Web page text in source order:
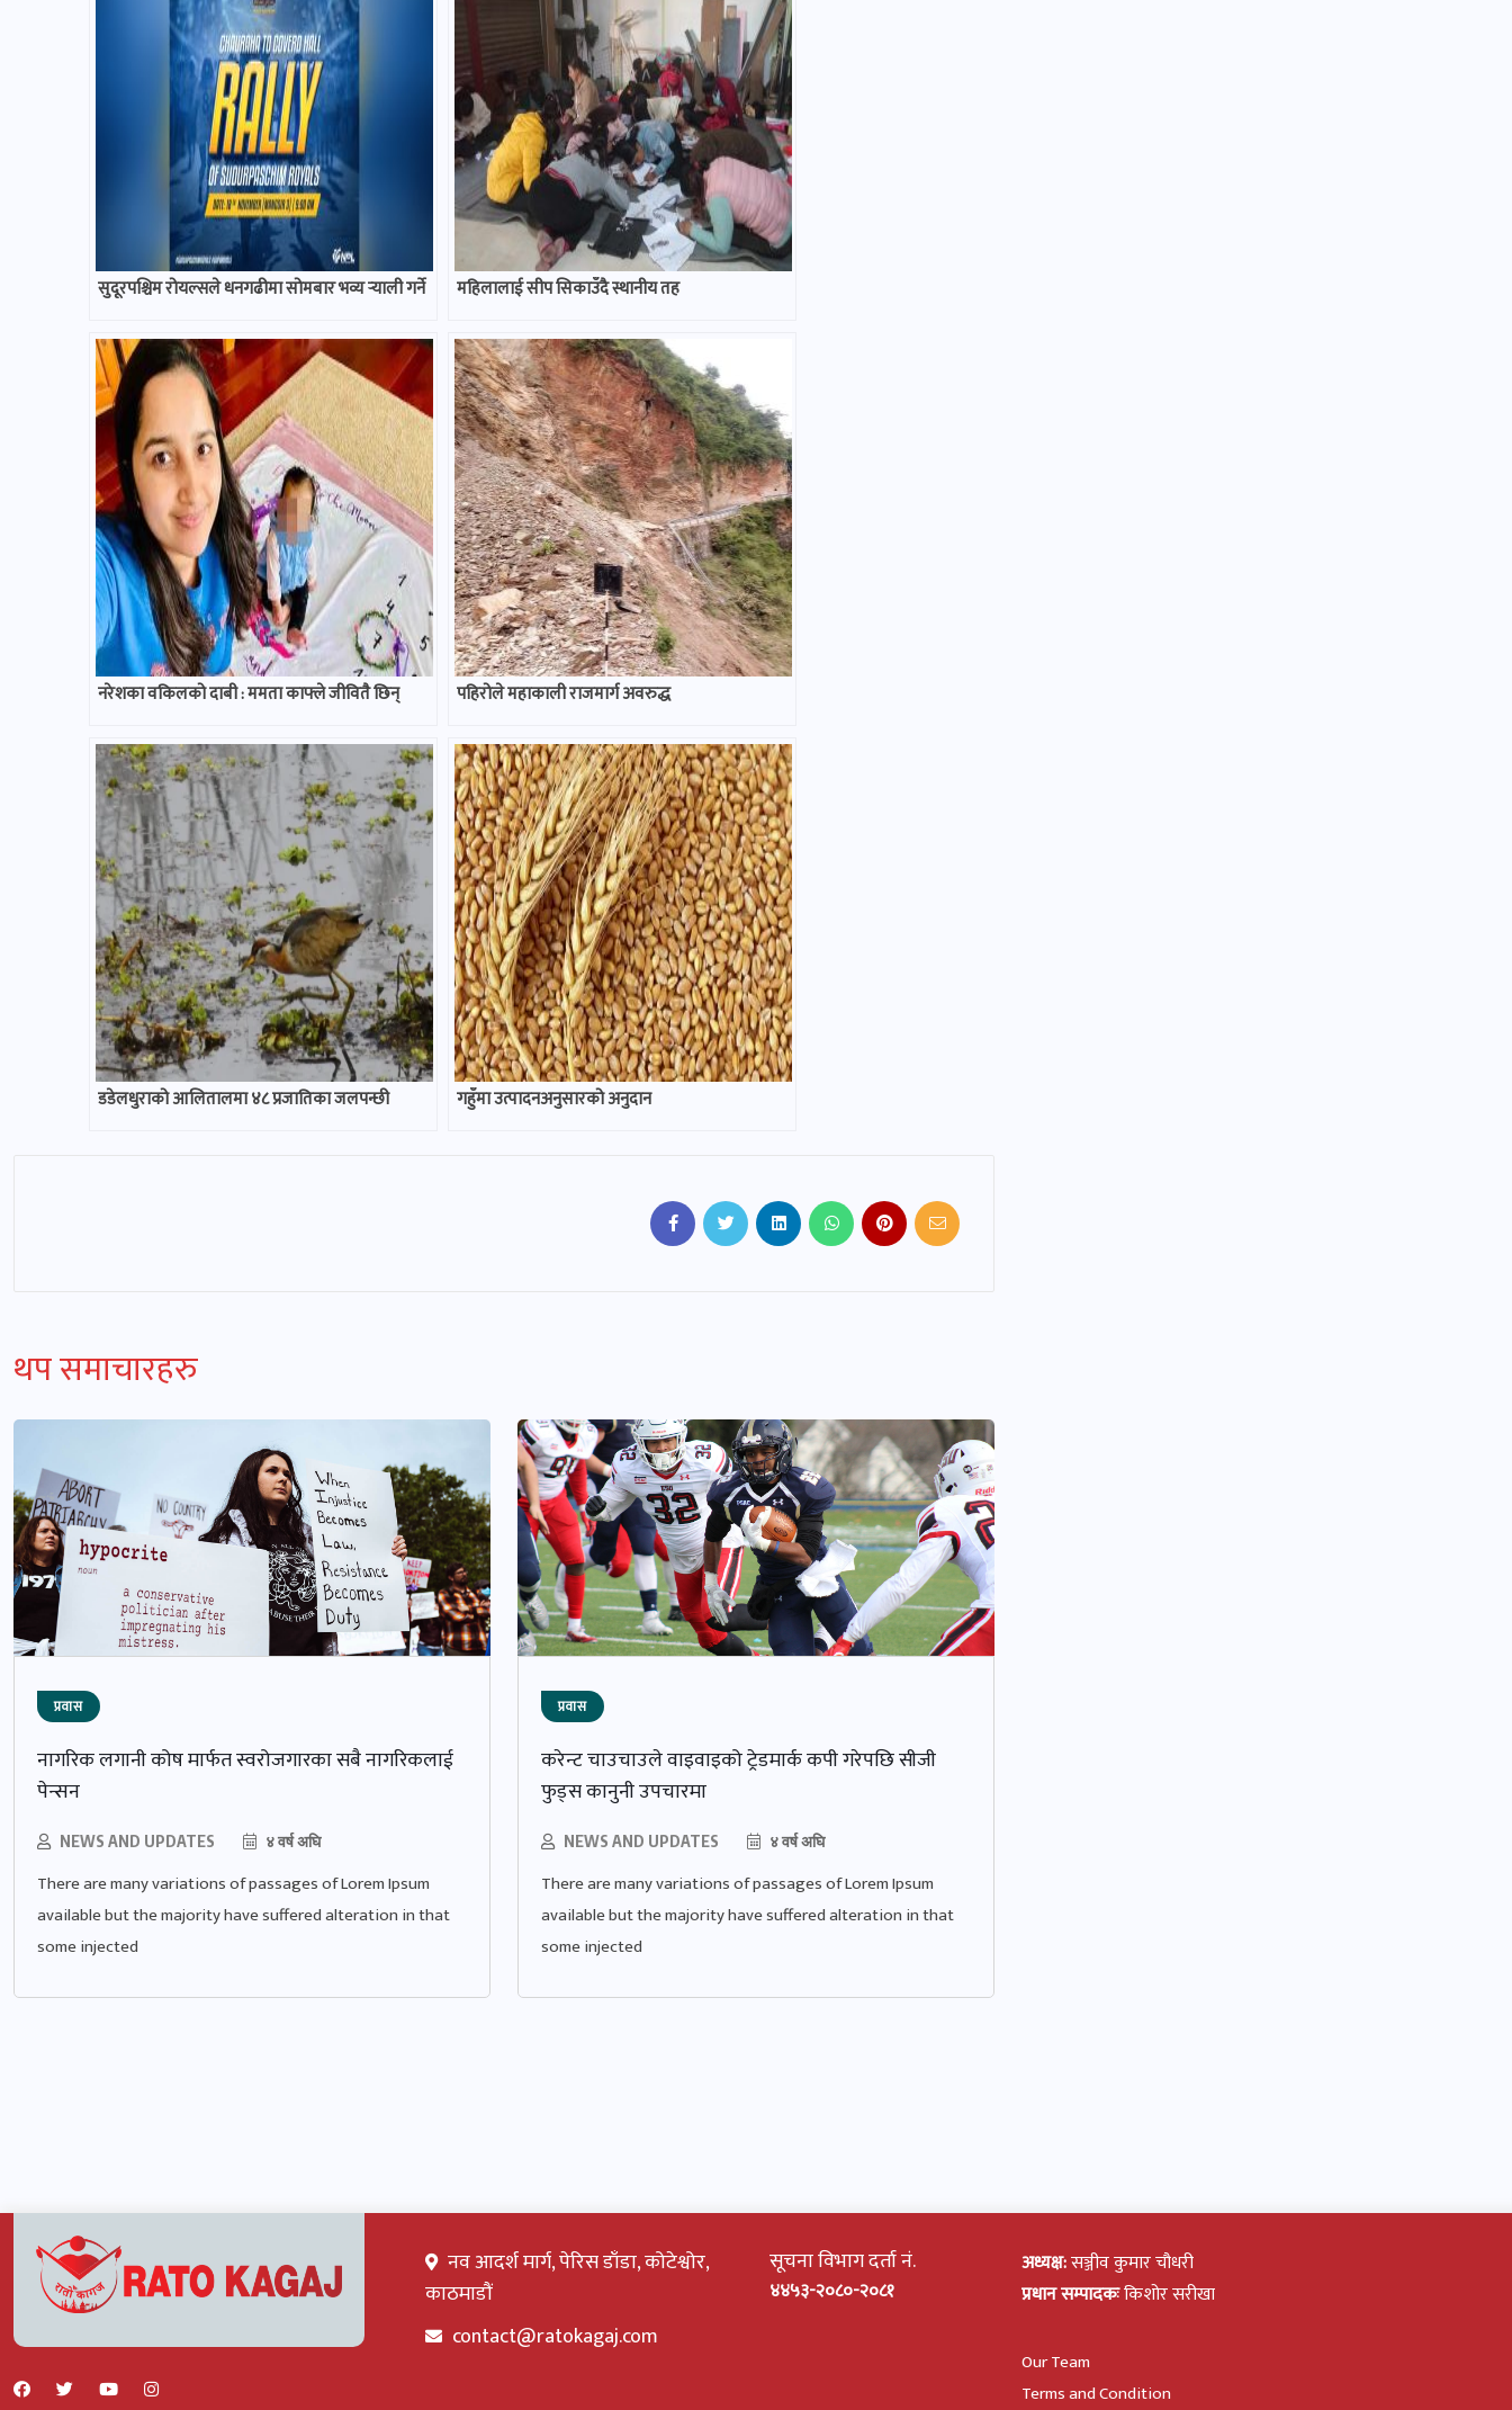
सुदूरपश्चिम रोयल्सले धनगढीमा सोमबार भव्य र्‍याली गर्ने महिलालाई सीप सिकाउँदै स्थानीय तह
नरेशका वकिलको दाबी : ममता काफ्ले जीवितै छिन् पहिरोले महाकाली राजमार्ग अवरुद्ध
डडेलधुराको आलितालमा ४८ प्रजातिका जलपन्छी गहुँमा उत्पादनअनुसारको अनुदान
थप समाचारहरु
प्रवास
नागरिक लगानी कोष मार्फत स्वरोजगारका सबै नागरिकलाई
पेन्सन
NEWS AND UPDATES ४ वर्ष अघि
There are many variations of passages of Lorem Ipsum
available but the majority have suffered alteration in that
some injected
प्रवास
करेन्ट चाउचाउले वाइवाइको ट्रेडमार्क कपी गरेपछि सीजी
फुड्स कानुनी उपचारमा
NEWS AND UPDATES ४ वर्ष अघि
There are many variations of passages of Lorem Ipsum
available but the majority have suffered alteration in that
some injected
नव आदर्श मार्ग, पेरिस डाँडा, कोटेश्वोर,
काठमाडौं
contact@ratokagaj.com
सूचना विभाग दर्ता नं.
४४५३-२०८०-२०८१
अध्यक्ष:सञ्जीव कुमार चौधरी
प्रधान सम्पादकःकिशोर सरीखा
Our Team
Terms and Condition